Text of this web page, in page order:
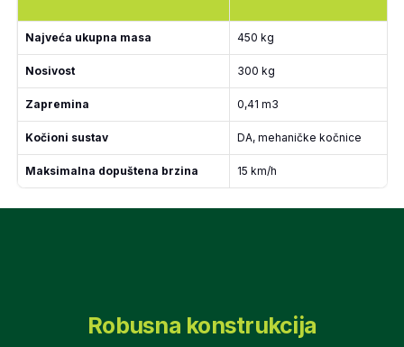
Najveća ukupna masa 450 kg
Nosivost 300 kg
Zapremina 0,41 m3
Kočioni sustav DA, mehaničke kočnice
Maksimalna dopuštena brzina 15 km/h
Robusna konstrukcija